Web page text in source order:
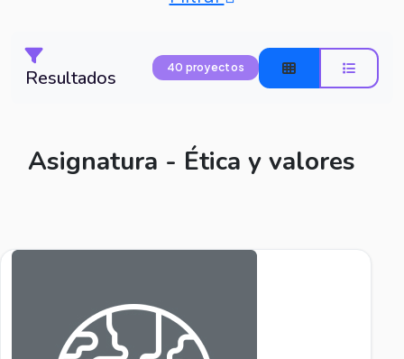
Resultados 40 proyectos
Asignatura - Ética y valores